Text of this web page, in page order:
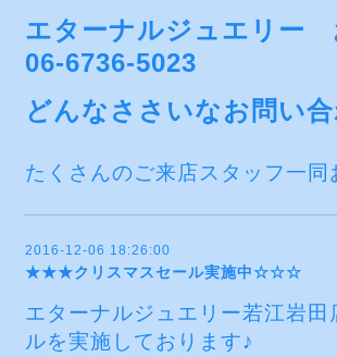
エターナルジュエリー
06-6736-5023
どんなささいなお問い
たくさんのご来店スタッフ一同
2016-12-06 18:26:00
★★★クリスマスセール実施中☆☆☆
エターナルジュエリー若江岩
ルを実施しております♪